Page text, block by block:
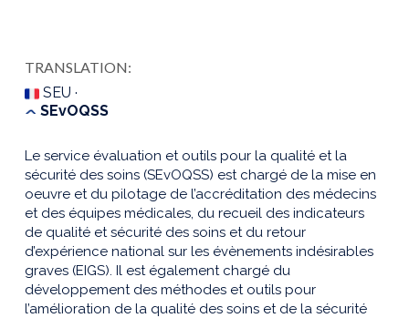
TRANSLATION:
SEU ·
SEvOQSS
Le service évaluation et outils pour la qualité et la
sécurité des soins (SEvOQSS) est chargé de la mise en
oeuvre et du pilotage de l’accréditation des médecins
et des équipes médicales, du recueil des indicateurs
de qualité et sécurité des soins et du retour
d’expérience national sur les évènements indésirables
graves (EIGS). Il est également chargé du
développement des méthodes et outils pour
l’amélioration de la qualité des soins et de la sécurité